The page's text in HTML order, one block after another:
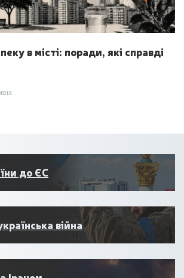
в місті: поради, які справді
до ЄС
війна